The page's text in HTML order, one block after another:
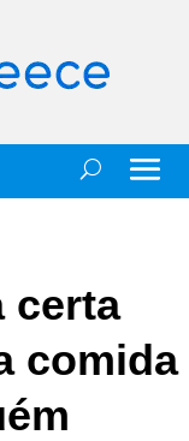
certa
comida